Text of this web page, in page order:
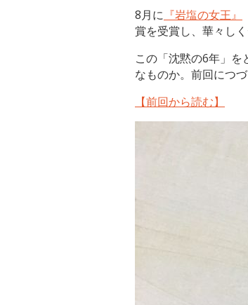
8月に 『岩塩の女王』
賞を受賞し、華々し
この「沈黙の6年」
なものか。前回につ
【前回から読む】